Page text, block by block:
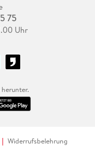
75
Uhr
herunter.
Widerrufsbelehrung